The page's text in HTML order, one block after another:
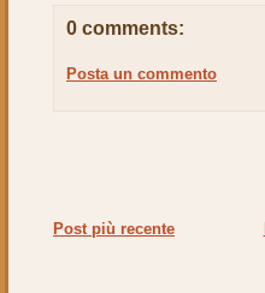
0 comments:
Posta un commento
Post più recente